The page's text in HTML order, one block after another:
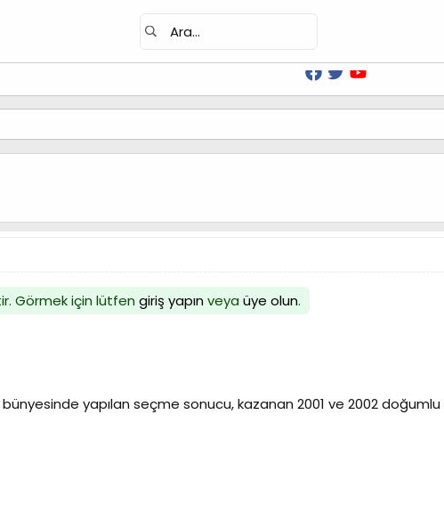
Görmek için lütfen giriş yapınveya üye olun.
bünyesinde yapılan seçme sonucu, kazanan 2001 ve 2002